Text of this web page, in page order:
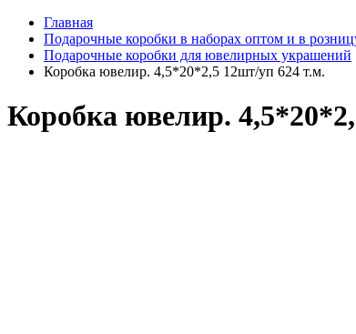
Главная
Подарочные коробки в наборах оптом и в
Подарочные коробки для ювелирных украшений
Коробка ювелир. 4,5*20*2,5 12шт/уп 624 т.м.
Коробка ювелир.